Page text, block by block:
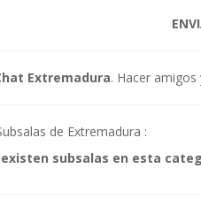
Extremadura. Hacer
de Extremadura :
existen subsalas en esta